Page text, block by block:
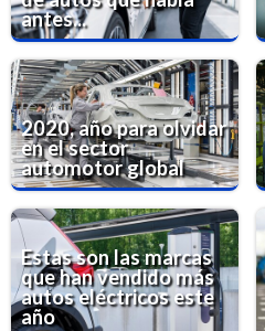
antes...
2020, año para olvidar
en el sector
automotor global
Estas son las marcas
que han vendido más
autos eléctricos este
año